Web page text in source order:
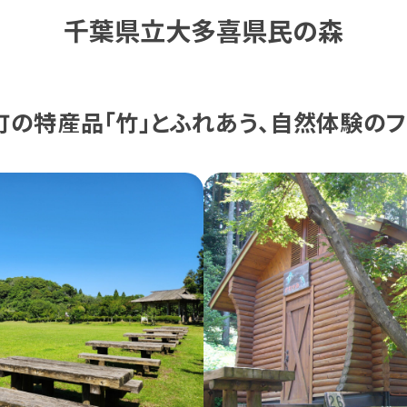
千葉県立大多喜県民の森
特産品「竹」とふれあう、自然体験の